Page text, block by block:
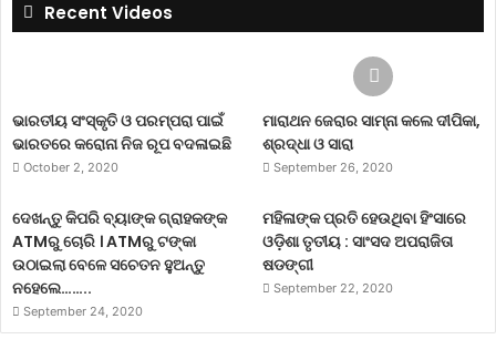
Recent Videos
ଭାରତୀୟ ସଂସ୍କୃତି ଓ ପରମ୍ପରା ପାଇଁ
ଭାରତରେ କରୋନା ନିଜ ରୂପ ବଦଳାଇଛି
October 2, 2020
ମାରାଥନ ଜେରାର ସାମ୍ନା କଲେ ଦୀପିକା,
ଶ୍ରଦ୍ଧା ଓ ସାରା
September 26, 2020
ଦେଖନ୍ତୁ କିପରି ବ୍ୟାଙ୍କ ଗ୍ରାହକଙ୍କ
ATMରୁ ଚୋରି । ATMରୁ ଟଙ୍କା
ଉଠାଇଲା ବେଳେ ସଚେତନ ହୁଅନ୍ତୁ
ନହେଲେ……..
September 24, 2020
ମହିଳାଙ୍କ ପ୍ରତି ହେଉଥିବା ହିଂସାରେ
ଓଡ଼ିଶା ତୃତୀୟ : ସାଂସଦ ଅପରାଜିତା
ଷଡଙ୍ଗୀ
September 22, 2020